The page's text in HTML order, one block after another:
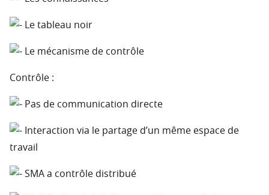
Le tableau noir
Le mécanisme de contrôle
Contrôle :
Pas de communication directe
Interaction via le partage d’un même espace de
travail
SMA a contrôle distribué